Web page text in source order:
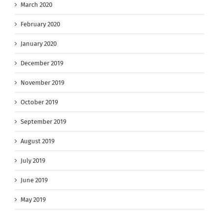
March 2020
February 2020
January 2020
December 2019
November 2019
October 2019
September 2019
August 2019
July 2019
June 2019
May 2019